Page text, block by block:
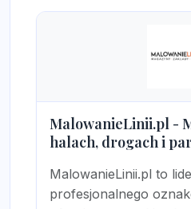
MalowanieLinii.pl -
halach, drogach i
MalowanieLinii.pl to
profesjonalnego